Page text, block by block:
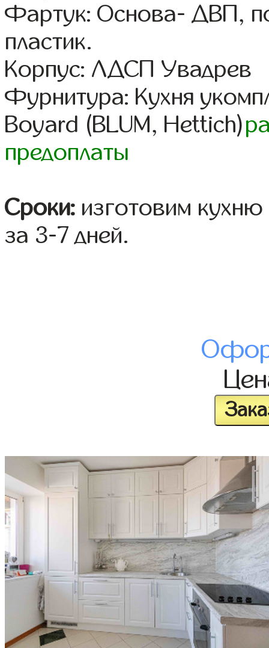
Фартук: Основа- ДВП,
пластик.
Корпус: ЛДСП Увадрев
Фурнитура: Кухня
Boyard (BLUM, Hettich)
предоплаты
Сроки: изготовим
за 3-7 дней.